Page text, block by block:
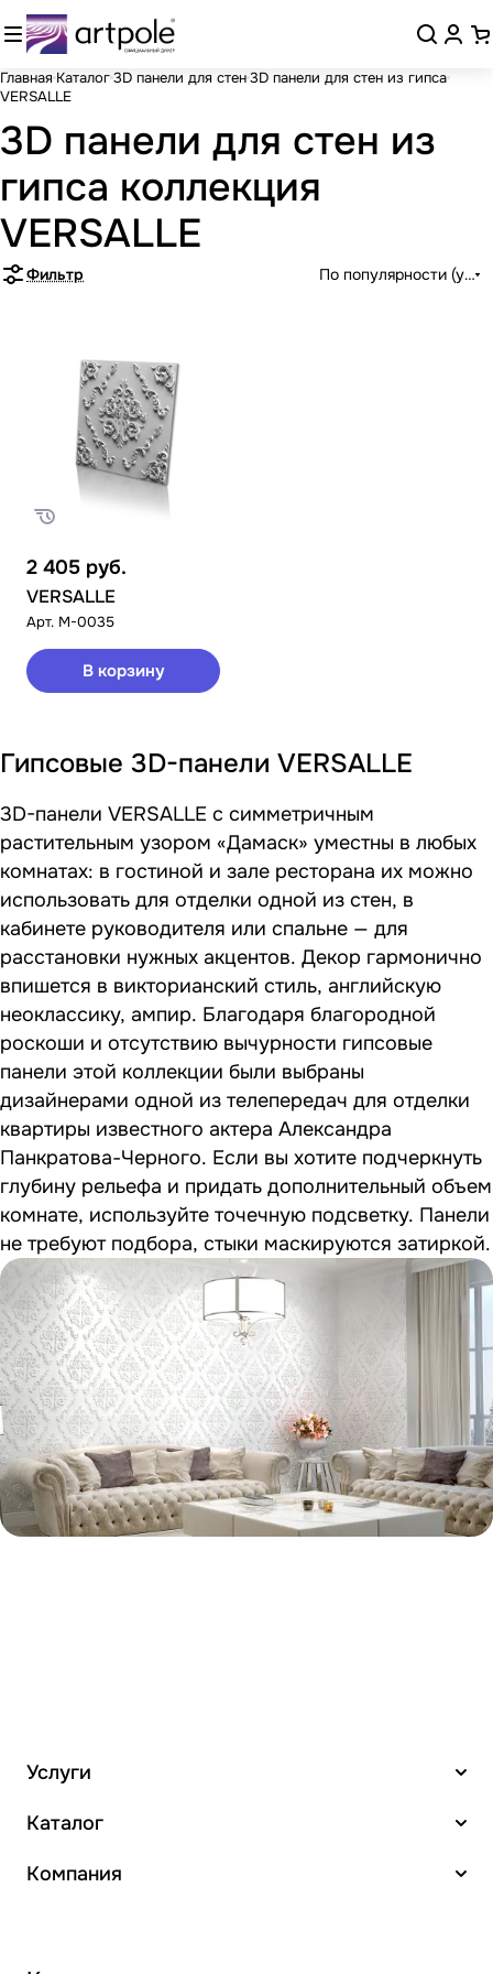
Главная Каталог3D панели для стен3D панели для стен из гипса
VERSALLE
3D панели для стен из
гипса коллекция
VERSALLE
Фильтр По популярности
2 405 руб.
VERSALLE
Арт. M-0035
В корзину
Гипсовые 3D-панели VERSALLE
3D-панели VERSALLE с симметричным
растительным узором «Дамаск» уместны в любых
комнатах: в гостиной и зале ресторана их можно
использовать для отделки одной из стен, в
кабинете руководителя или спальне — для
расстановки нужных акцентов. Декор гармонично
впишется в викторианский стиль, английскую
неоклассику, ампир. Благодаря благородной
роскоши и отсутствию вычурности гипсовые
панели этой коллекции были выбраны
дизайнерами одной из телепередач для отделки
квартиры известного актера Александра
Панкратова-Черного. Если вы хотите подчеркнуть
глубину рельефа и придать дополнительный объем
комнате, используйте точечную подсветку. Панели
не требуют подбора, стыки маскируются затиркой.
Услуги
Каталог
Компания